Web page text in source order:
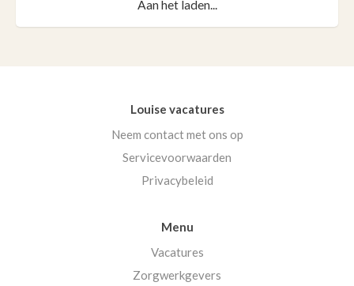
Aan het laden...
Louise vacatures
Neem contact met ons op
Servicevoorwaarden
Privacybeleid
Menu
Vacatures
Zorgwerkgevers